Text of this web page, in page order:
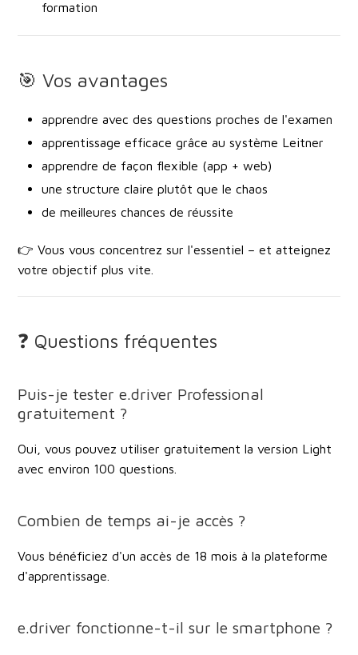
formation
🎯 Vos avantages
apprendre avec des questions proches de l'examen
apprentissage efficace grâce au système Leitner
apprendre de façon flexible (app + web)
une structure claire plutôt que le chaos
de meilleures chances de réussite
👉 Vous vous concentrez sur l'essentiel – et atteignez
votre objectif plus vite.
❓ Questions fréquentes
Puis-je tester e.driver Professional
gratuitement ?
Oui, vous pouvez utiliser gratuitement la version Light
avec environ 100 questions.
Combien de temps ai-je accès ?
Vous bénéficiez d'un accès de 18 mois à la plateforme
d'apprentissage.
e.driver fonctionne-t-il sur le smartphone ?